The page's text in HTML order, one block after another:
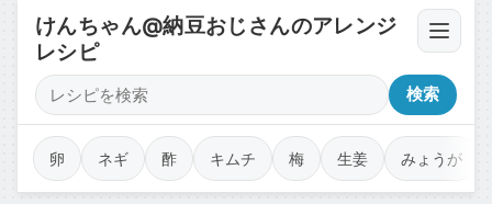
けんちゃん@納豆おじさんのアレンジ
レシピ
卵・豆腐・ネバネバ
薬味・香味野菜
検索
卵 ネギ 酢 キムチ 梅 生姜 みょうが